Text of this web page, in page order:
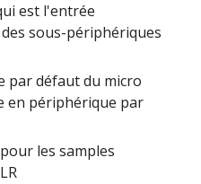
est l'entrée
sous-périphériques
par défaut du micro
en périphérique par
les samples